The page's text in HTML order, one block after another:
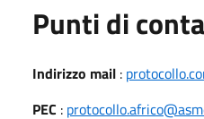
Punti di
Indirizzo mail :
PEC :